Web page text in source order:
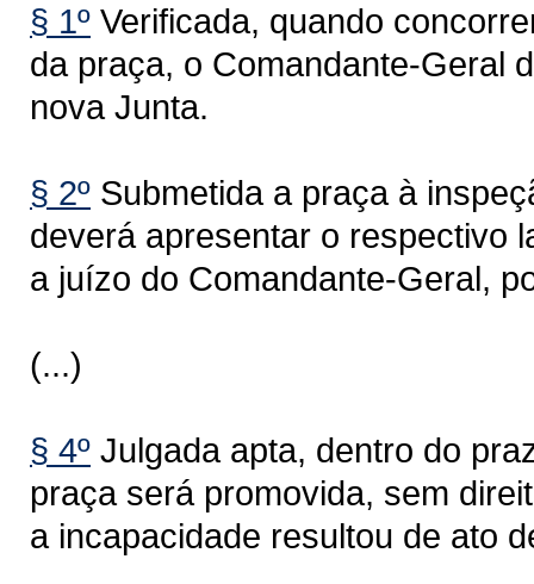
§ 1º Verificada, quando
da praça, o Comandante-Geral
nova Junta.
§ 2º Submetida a praça à
deverá apresentar o respectivo
a juízo do Comandante-Geral,
(...)
§ 4º Julgada apta, dentro do
praça será promovida, sem
a incapacidade resultou de ato